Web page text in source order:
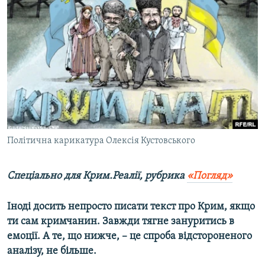
СПЕЦПРОЕКТИ
ДЕПОРТАЦІЯ
ВІДЕОУРОКИ «ELIFBE»
СВІДЧЕННЯ ОКУПАЦІЇ
УКРАЇНСЬКА ПРОБЛЕМА КРИМУ
ІНФОГРАФІКА
ЯК ОБІЙТИ БЛОКУВАННЯ
Русский
Qırımtatar
ДОЛУЧАЙСЯ!
Усі сайти RFE/RL
Політична карикатура Олексія Кустовського
Спеціально для Крим.Реалії, рубрика «Погляд»
Іноді досить непросто писати текст про Крим, якщо
ти сам кримчанин. Завжди тягне зануритись в
емоції. А те, що нижче, – це спроба відстороненого
аналізу, не більше.